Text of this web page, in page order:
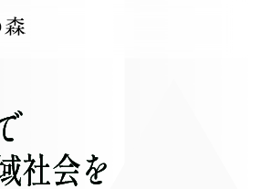
社会をソウゾウする